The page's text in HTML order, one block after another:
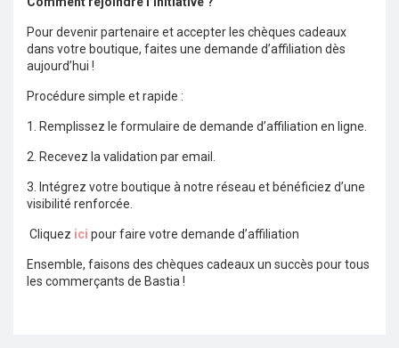
Pour devenir partenaire et accepter les chèques cadeaux
dans votre boutique, faites une demande d’affiliation dès
aujourd’hui !
Procédure simple et rapide :
1. Remplissez le formulaire de demande d’affiliation en ligne.
2. Recevez la validation par email.
3. Intégrez votre boutique à notre réseau et bénéficiez d’une
visibilité renforcée.
Cliquez ici pour faire votre demande d’affiliation
Ensemble, faisons des chèques cadeaux un succès pour tous
les commerçants de Bastia !